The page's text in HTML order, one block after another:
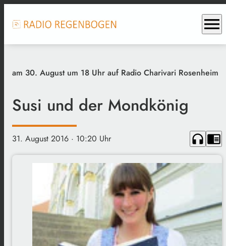
menu
am 30. August um 18 Uhr auf Radio Charivari Rosenheim
Susi und der Mondkönig
31. August 2016 · 10:20 Uhr headphones chrome_reader_mode